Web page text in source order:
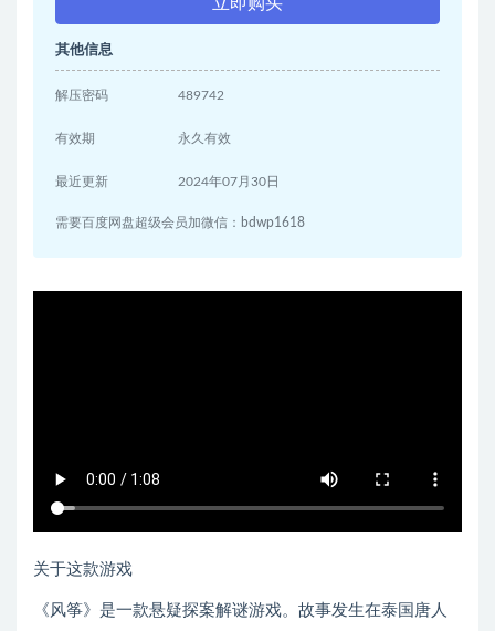
立即购买
其他信息
解压密码 489742
有效期 永久有效
最近更新 2024年07月30日
需要百度网盘超级会员加微信：bdwp1618
关于这款游戏
《风筝》是一款悬疑探案解谜游戏。故事发生在泰国唐人